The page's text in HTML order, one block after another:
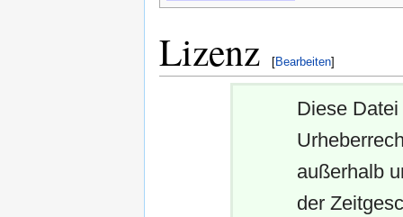
Lizenz [Bearbeiten]
Diese
außerhalb
der